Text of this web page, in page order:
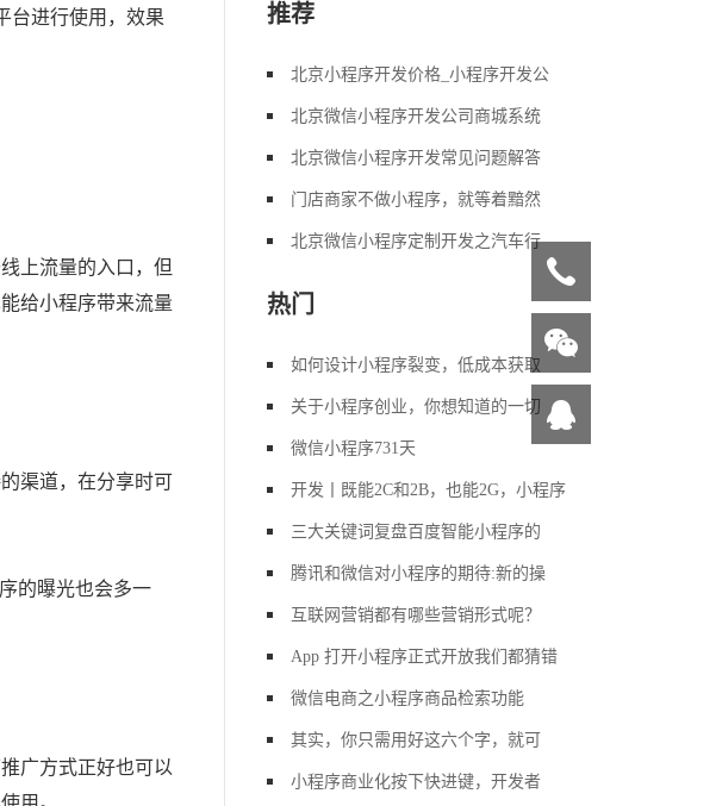
台进行使用，效果
上流量的入口，但
给小程序带来流量
渠道，在分享时可
的曝光也会多一
广方式正好也可以
推荐
北京小程序开发价格_小程序开发公
北京微信小程序开发公司商城系统
北京微信小程序开发常见问题解答
门店商家不做小程序，就等着黯然
北京微信小程序定制开发之汽车行
热门
如何设计小程序裂变，低成本获取
关于小程序创业，你想知道的一切
微信小程序731天
开发丨既能2C和2B，也能2G，小程序
三大关键词复盘百度智能小程序的
腾讯和微信对小程序的期待:新的操
互联网营销都有哪些营销形式呢？
App 打开小程序正式开放我们都猜错
微信电商之小程序商品检索功能
其实，你只需用好这六个字，就可
小程序商业化按下快进键，开发者